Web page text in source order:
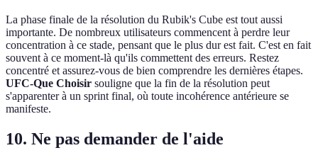
La phase finale de la résolution du Rubik's Cube est tout aussi
importante. De nombreux utilisateurs commencent à perdre leur
concentration à ce stade, pensant que le plus dur est fait. C'est en fait
souvent à ce moment-là qu'ils commettent des erreurs. Restez
concentré et assurez-vous de bien comprendre les dernières étapes.
UFC-Que Choisir souligne que la fin de la résolution peut
s'apparenter à un sprint final, où toute incohérence antérieure se
manifeste.
10. Ne pas demander de l'aide